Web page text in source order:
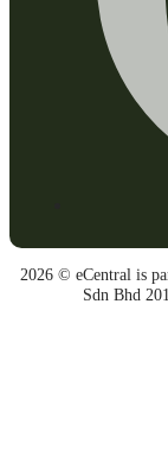
2026 © eCentral is
Sdn Bhd